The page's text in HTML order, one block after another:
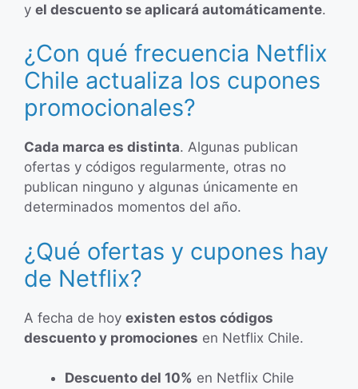
y el descuento se aplicará automáticamente.
¿Con qué frecuencia Netflix
Chile actualiza los cupones
promocionales?
Cada marca es distinta. Algunas publican
ofertas y códigos regularmente, otras no
publican ninguno y algunas únicamente en
determinados momentos del año.
¿Qué ofertas y cupones hay
de Netflix?
A fecha de hoy existen estos códigos
descuento y promociones en Netflix Chile.
Descuento del 10% en Netflix Chile